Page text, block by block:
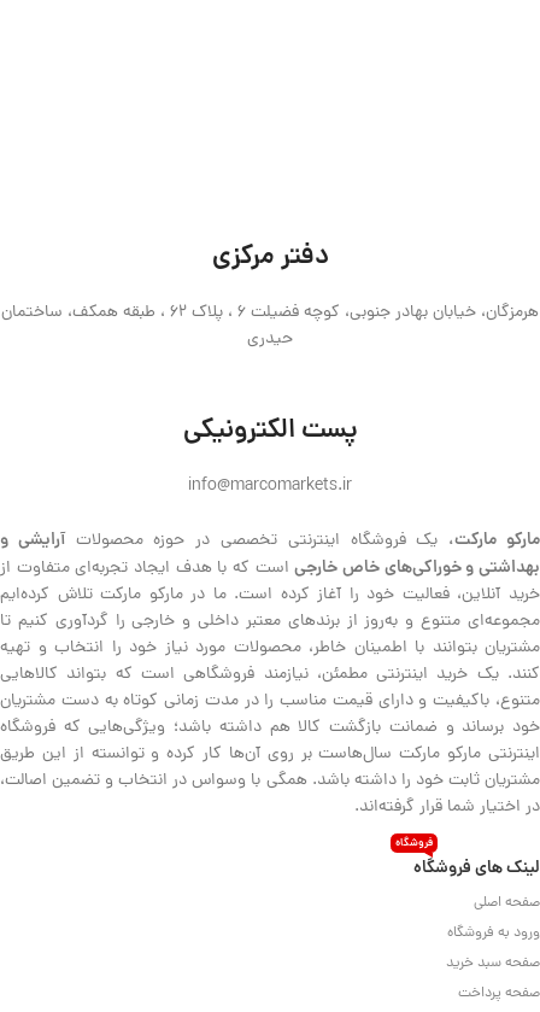
دفتر مرکزی
هرمزگان، خیابان بهادر جنوبی، کوچه فضیلت 6 ، پلاک 62 ، طبقه همکف، ساختمان
حیدری
پست الکترونیکی
info@marcomarkets.ir
مارکو مارکت، یک فروشگاه اینترنتی تخصصی در حوزه محصولاتآرایشی و
بهداشتی و خوراکی‌های خاص خارجیاست که با هدف ایجاد تجربه‌ای متفاوت از
خرید آنلاین، فعالیت خود را آغاز کرده است. ما در مارکو مارکت تلاش کرده‌ایم
مجموعه‌ای متنوع و به‌روز از برندهای معتبر داخلی و خارجی را گردآوری کنیم تا
مشتریان بتوانند با اطمینان خاطر، محصولات مورد نیاز خود را انتخاب و تهیه
کنند. یک خرید اینترنتی مطمئن، نیازمند فروشگاهی است که بتواند کالاهایی
متنوع، باکیفیت و دارای قیمت مناسب را در مدت زمانی کوتاه به دست مشتریان
خود برساند و ضمانت بازگشت کالا هم داشته باشد؛ ویژگی‌هایی که فروشگاه
اینترنتی مارکو مارکت سال‌هاست بر روی آن‌ها کار کرده و توانسته از این طریق
مشتریان ثابت خود را داشته باشد. همگی با وسواس در انتخاب و تضمین اصالت،
در اختیار شما قرار گرفته‌اند.
لینک های فروشگاه
فروشگاه
صفحه اصلی
ورود به فروشگاه
صفحه سبد خرید
صفحه پرداخت